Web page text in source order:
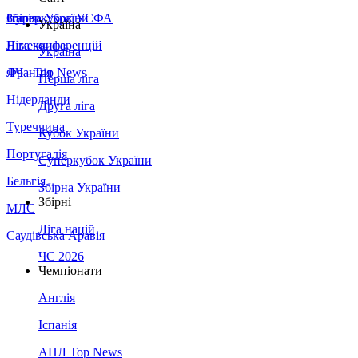
Збірна України
Італія
Німеччина
Франція
Нідерланди
Туреччина
Португалія
Бельгія
МЛС
Саудівська Аравія
Суперкубок УЄФА
Ліга конференцій
ЛЧ - Top News
Україна
Україна
Перша ліга
Друга ліга
Кубок України
Суперкубок України
Збірна України
Збірні
Ліга націй
ЧС 2026
Чемпіонати
Англія
Іспанія
АПЛ Top News